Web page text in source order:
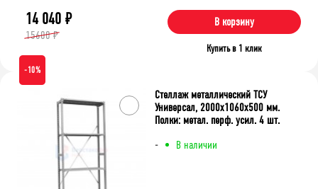
14 040 ₽
15600 ₽
В корзину
Купить в 1 клик
-10%
- В наличии
Стеллаж металлический ТСУ
Универсал, 2000x1060x500 мм.
Полки: метал. перф. усил. 4 шт.